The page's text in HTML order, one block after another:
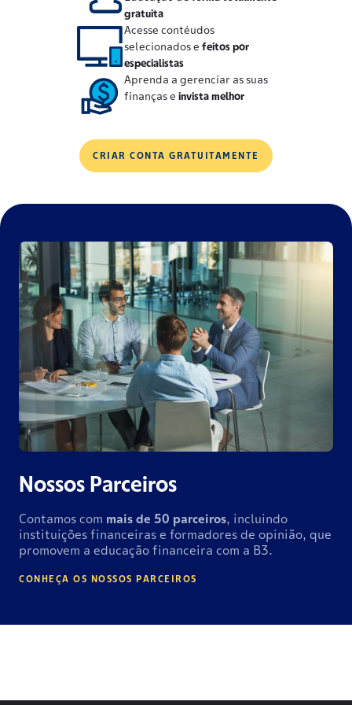
gratuita
Acesse contéudos
selecionados e feitos por
especialistas
Aprenda a gerenciar as suas
finanças e invista melhor
CRIAR CONTA GRATUITAMENTE
Nossos Parceiros
Contamos com mais de 50 parceiros, incluindo
instituições financeiras e formadores de opinião, que
promovem a educação financeira com a B3.
CONHEÇA OS NOSSOS PARCEIROS